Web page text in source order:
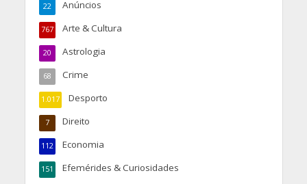
Anúncios
22
Arte & Cultura
767
Astrologia
20
Crime
68
Desporto
1.017
Direito
7
Economia
112
Efemérides & Curiosidades
151